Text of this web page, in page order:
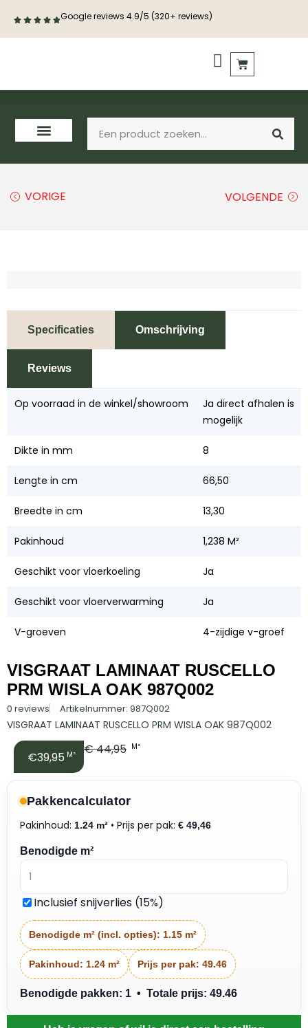
Google reviews 4.9/5 (320+ reviews)
VORIGE VOLGENDE
Specificaties Omschrijving
Reviews
Op voorraad in de winkel/showroom
Ja direct afhalen is
mogelijk
Dikte in mm 8
Lengte in cm 66,50
Breedte in cm 13,30
Pakinhoud 1,238 M²
Geschikt voor vloerkoeling Ja
Geschikt voor vloerverwarming Ja
V-groeven 4-zijdige v-groef
VISGRAAT LAMINAAT RUSCELLO
PRM WISLA OAK 987Q002
0 reviews Artikelnummer: 987Q002
VISGRAAT LAMINAAT RUSCELLO PRM WISLA OAK 987Q002
€39,95 M² €44,95 M²
Pakkencalculator
Pakinhoud: 1.24 m² • Prijs per pak: € 49,46
Benodigde m²
Inclusief snijverlies (15%)
Benodigde m² (incl. opties): 1.15 m²
Pakinhoud: 1.24 m² Prijs per pak: 49.46
Benodigde pakken: 1 • Totale prijs: 49.46